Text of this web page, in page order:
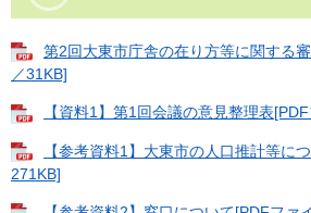
第2回大東市庁舎の在り方等に関する
／31KB]
【資料1】第1回会議の意見整理表
【参考資料1】大東市の人口推計等に
271KB]